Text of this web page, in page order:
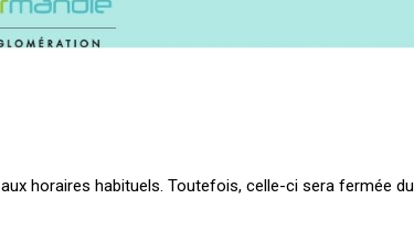
aux horaires habituels. Toutefois, celle-ci sera fermée du